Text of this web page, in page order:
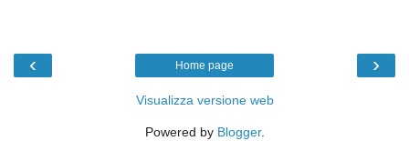
‹ ›
Home page
Visualizza versione web
Powered by Blogger.